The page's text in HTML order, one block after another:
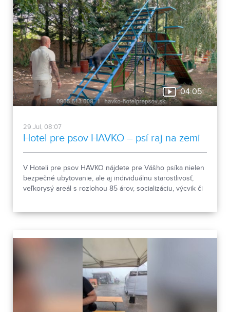
04:05
29.Jul, 08:07
Hotel pre psov HAVKO – psí raj na zemi
V Hoteli pre psov HAVKO nájdete pre Vášho psíka nielen
bezpečné ubytovanie, ale aj individuálnu starostlivosť,
veľkorysý areál s rozlohou 85 árov, socializáciu, výcvik či